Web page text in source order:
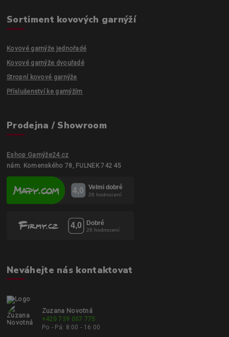
Sortiment kovových garnýží
Kovové garnýže jednořadé
Kovové garnýže dvouřadé
Stropní kovové garnýže
Příslušenství ke garnýžím
Prodejna / Showroom
Eshop Garnýže24.cz
nám. Komenského 78, FULNEK 742 45
Neváhejte nás kontaktovat
Zuzana Novotná
+420 739 007 775
Po - Pá: 8:00 - 16:00